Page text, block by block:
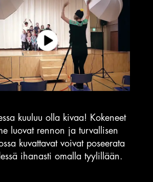
kuuluu olla kivaa! Kokeneet
luovat rennon ja turvallisen
kuvattavat voivat poseerata
ihanasti omalla tyylillään.